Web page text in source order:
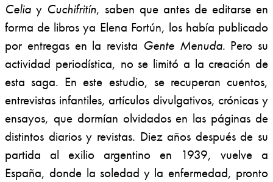
Celia y Cuchifritín, saben que antes de editarse en
forma de libros ya Elena Fortún, los había publicado
por entregas en la revista Gente Menuda. Pero su
actividad periodística, no se limitó a la creación de
esta saga. En este estudio, se recuperan cuentos,
entrevistas infantiles, artículos divulgativos, crónicas y
ensayos, que dormían olvidados en las páginas de
distintos diarios y revistas. Diez años después de su
partida al exilio argentino en 1939, vuelve a
España, donde la soledad y la enfermedad, pronto